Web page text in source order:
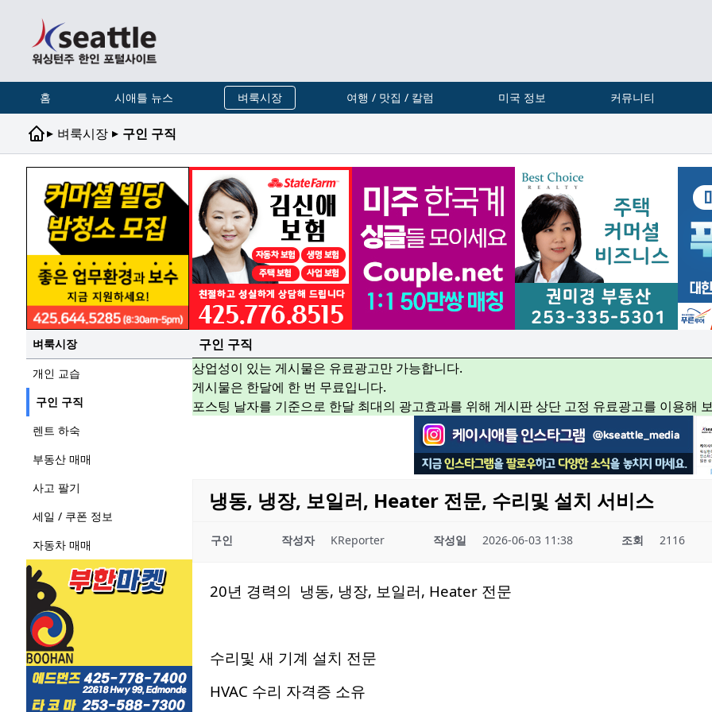
홈 시애틀 뉴스 벼룩시장 여행 / 맛집 / 칼럼 미국 정보 커뮤니티
▸ 벼룩시장 ▸ 구인 구직
벼룩시장
개인 교습
구인 구직
렌트 하숙
부동산 매매
사고 팔기
세일 / 쿠폰 정보
자동차 매매
구인 구직
상업성이 있는 게시물은 유료광고만 가능합니다.
게시물은 한달에 한 번 무료입니다.
포스팅 날자를 기준으로 한달 최대의 광고효과를 위해 게시판 상단 고정 유료광고를 이용해
냉동, 냉장, 보일러, Heater 전문, 수리및 설치 서비스
구인 작성자 KReporter 작성일 2026-06-03 11:38 조회 2116
20년 경력의 냉동, 냉장, 보일러, Heater 전문
수리및 새 기계 설치 전문
HVAC 수리 자격증 소유